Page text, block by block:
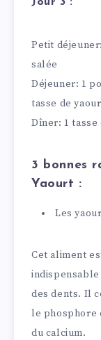
Petit
salée
Déjeuner: 1
tasse de
Dîner: 1 tasse
3 bonnes
Yaourt :
Les
Cet aliment
des dents. Il
le phosphore
du calcium.